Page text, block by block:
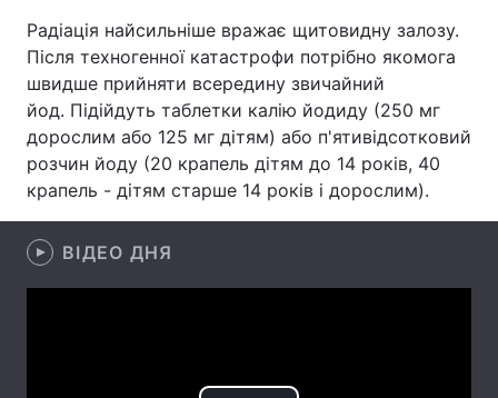
Лонгріди
Відео з Youtube Статті
Інтерв'ю Думки
Архів Вакансії
Контакти
Послуги
Радіація найсильніше вражає щитовидну залозу.
Після техногенної катастрофи потрібно якомога
швидше прийняти всередину звичайний
йод. Підійдуть таблетки калію йодиду (250 мг
дорослим або 125 мг дітям) або п'ятивідсотковий
розчин йоду (20 крапель дітям до 14 років, 40
крапель - дітям старше 14 років і дорослим).
ВІДЕО ДНЯ